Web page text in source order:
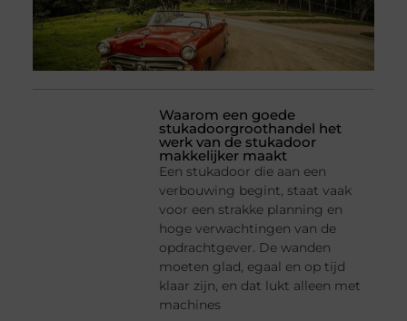
Waarom een goede
stukadoorgroothandel het
werk van de stukadoor
makkelijker maakt
Een stukadoor die aan een
verbouwing begint, staat vaak
voor een strakke planning en
hoge verwachtingen van de
opdrachtgever. De wanden
moeten glad, egaal en op tijd
klaar zijn, en dat lukt alleen met
machines